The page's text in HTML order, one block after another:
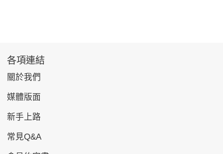
各項連結
關於我們
媒體版面
新手上路
常見Q&A